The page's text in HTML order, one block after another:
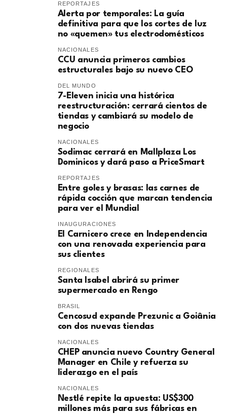
REPORTAJES
Alerta por temporales: La guía
definitiva para que los cortes de luz
no «quemen» tus electrodomésticos
NACIONALES
CCU anuncia primeros cambios
estructurales bajo su nuevo CEO
DEL MUNDO
7-Eleven inicia una histórica
reestructuración: cerrará cientos de
tiendas y cambiará su modelo de
negocio
NACIONALES
Sodimac cerrará en Mallplaza Los
Dominicos y dará paso a PriceSmart
REPORTAJES
Entre goles y brasas: las carnes de
rápida cocción que marcan tendencia
para ver el Mundial
INAUGURACIONES
El Carnicero crece en Independencia
con una renovada experiencia para
sus clientes
REGIONALES
Santa Isabel abrirá su primer
supermercado en Rengo
BRASIL
Cencosud expande Prezunic a Goiânia
con dos nuevas tiendas
NACIONALES
CHEP anuncia nuevo Country General
Manager en Chile y refuerza su
liderazgo en el país
NACIONALES
Nestlé repite la apuesta: US$300
millones más para sus fábricas en